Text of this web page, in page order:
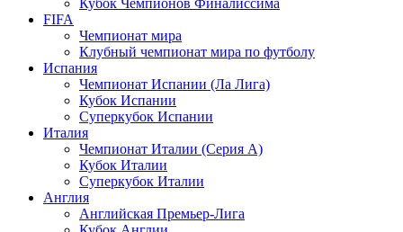
Кубок Чемпионов Финалиссима
FIFA
Чемпионат мира
Клубный чемпионат мира по футболу
Испания
Чемпионат Испании (Ла Лига)
Кубок Испании
Суперкубок Испании
Италия
Чемпионат Италии (Серия А)
Кубок Италии
Суперкубок Италии
Англия
Английская Премьер-Лига